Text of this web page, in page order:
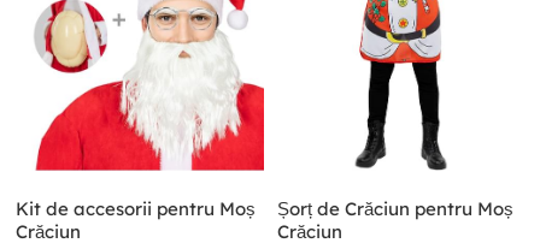
Kit de accesorii pentru Moș
Crăciun
Șorț de Crăciun pentru Moș
Crăciun